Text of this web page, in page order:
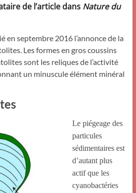
de l’article dans Nature du
en septembre 2016 l’annonce de la
Les formes en gros coussins
sont les reliques de l’activité
un minuscule élément minéral
Le piégeage des
particules
sédimentaires est
d’autant plus
actif que les
cyanobactéries